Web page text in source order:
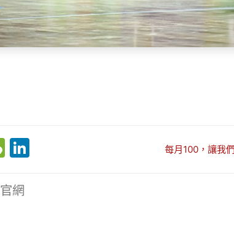
W
C
每月100，讓我
網